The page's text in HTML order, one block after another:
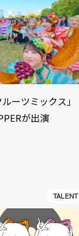
ーツミックス」
が出演
TALENT